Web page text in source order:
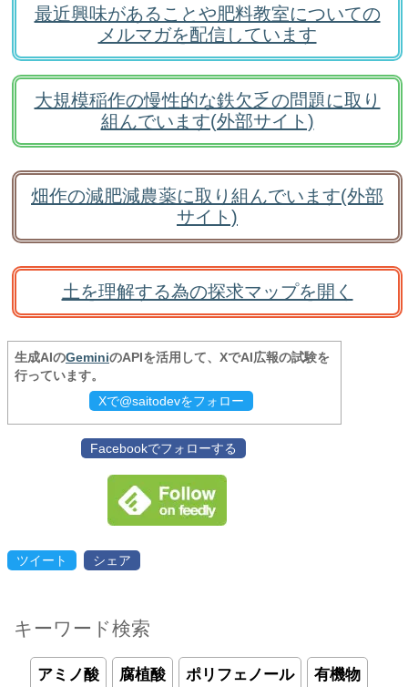
最近興味があることや肥料教室についての
メルマガを配信しています
大規模稲作の慢性的な鉄欠乏の問題に取り
組んでいます(外部サイト)
畑作の減肥減農薬に取り組んでいます(外部
サイト)
土を理解する為の探求マップを開く
生成AIのGeminiのAPIを活用して、XでAI広報の試験を
行っています。
Xで@saitodevをフォロー
Facebookでフォローする
ツイート シェア
キーワード検索
アミノ酸 腐植酸 ポリフェノール 有機物